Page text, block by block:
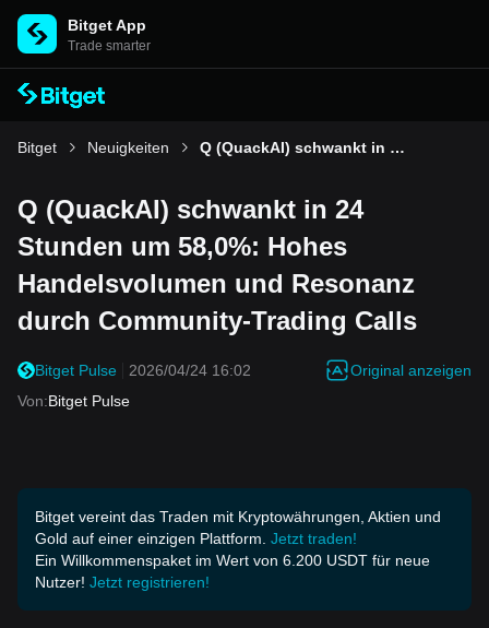
Bitget App
Trade smarter
Bitget Neuigkeiten Q (QuackAI) schwankt in 24 Stunden um 58,0%: Hohes Handelsvolumen und Resonanz durch Community-Trading Calls
Q (QuackAI) schwankt in 24
Stunden um 58,0%: Hohes
Handelsvolumen und Resonanz
durch Community-Trading Calls
Bitget Pulse 2026/04/24 16:02
Original anzeigen
Von:Bitget Pulse
Bitget vereint das Traden mit Kryptowährungen, Aktien und
Gold auf einer einzigen Plattform. Jetzt traden!
Ein Willkommenspaket im Wert von 6.200 USDT für neue
Nutzer! Jetzt registrieren!